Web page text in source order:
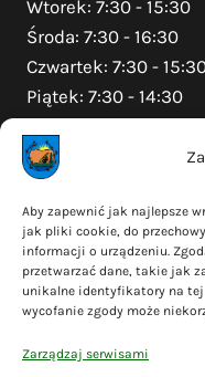
Aby zapewnić jak najlepsze
jak pliki cookie, do
informacji o urządzeniu.
przetwarzać dane, takie jak
unikalne identyfikatory na tej
wycofanie zgody może
Zarządzaj serwisami
Wtorek: 7:30 - 15:30
Środa: 7:30 - 16:30
Czwartek: 7:30 -
Piątek: 7:30 - 14:30
Na skróty
Polityka prywatności
Polityka plików
Deklaracja
Mapa serwisu